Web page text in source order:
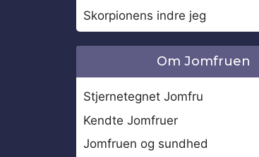
Skorpionens indre jeg
Om Jomfruen
Stjernetegnet Jomfru
Kendte Jomfruer
Jomfruen og sundhed